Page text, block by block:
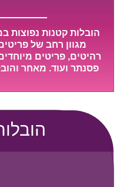
הובלות קטנות נפוצות
מגוון רחב של
רהיטים, פריטים
פסנתר ועוד. מאחר
ביותר,